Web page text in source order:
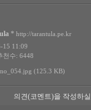
* http://tarantula.pe.kr
15 11:09
천수: 6448
(125.3 KB)
의견(코멘트)을 작성하